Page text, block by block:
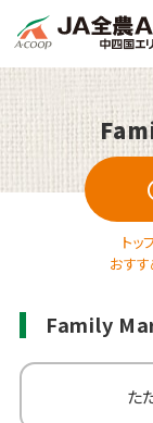
ト
おす
Family
た